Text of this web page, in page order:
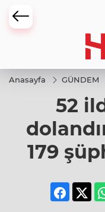
Anasayfa GÜNDEM
52
179